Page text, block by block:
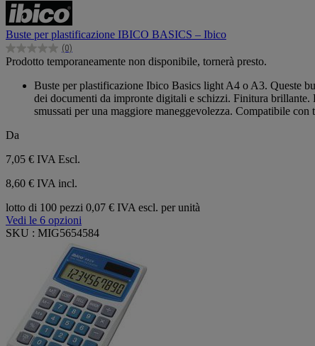
Buste per plastificazione IBICO BASICS – Ibico
(0)
0.0
su
Prodotto temporaneamente non disponibile, tornerà presto.
Buste per plastificazione Ibico Basics light A4 o A3. Queste
dei documenti da impronte digitali e schizzi. Finitura
smussati per una maggiore maneggevolezza. Compatibile
Da
7,05 € IVA Escl.
8,60 € IVA incl.
lotto di 100 pezzi 0,07 € IVA escl. per unità
Vedi le 6 opzioni
SKU : MIG5654584